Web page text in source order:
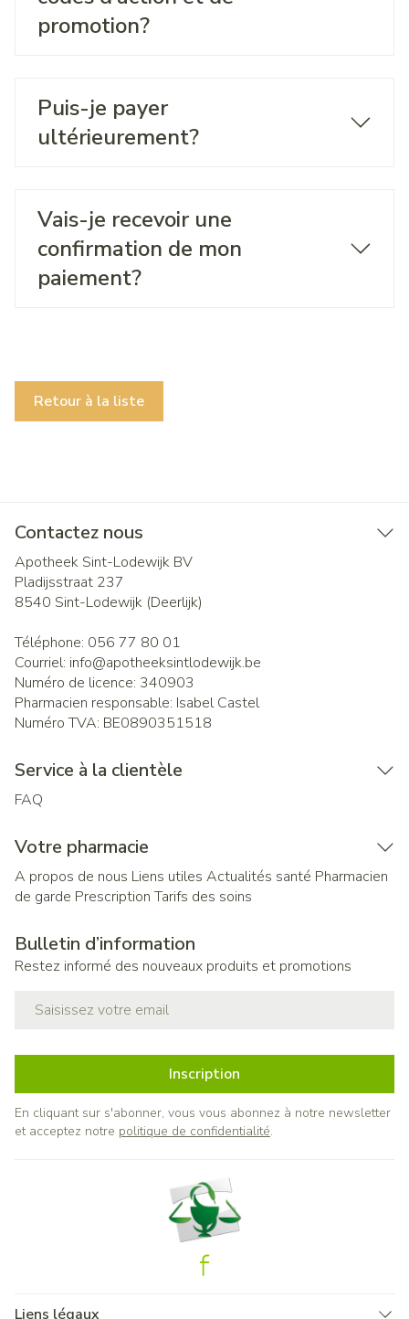
promotion?
Puis-je payer
ultérieurement?
Vais-je recevoir une
confirmation de mon
paiement?
Retour à la liste
Contactez nous
Apotheek Sint-Lodewijk BV
Pladijsstraat 237
8540 Sint-Lodewijk (Deerlijk)
Téléphone: 056 77 80 01
Courriel: info@apotheeksintlodewijk.be
Numéro de licence: 340903
Pharmacien responsable: Isabel Castel
Numéro TVA: BE0890351518
Service à la clientèle
FAQ
Votre pharmacie
A propos de nous Liens utiles Actualités santé Pharmacien
de garde Prescription Tarifs des soins
Bulletin d’information
Restez informé des nouveaux produits et promotions
Inscription
En cliquant sur s'abonner, vous vous abonnez à notre newsletter
et acceptez notre politique de confidentialité.
Liens légaux